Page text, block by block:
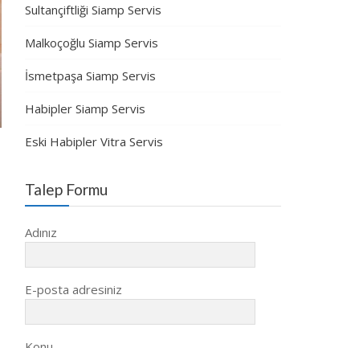
Sultançiftliği Siamp Servis
Malkoçoğlu Siamp Servis
İsmetpaşa Siamp Servis
Habipler Siamp Servis
Eski Habipler Vitra Servis
Talep Formu
Adınız
E-posta adresiniz